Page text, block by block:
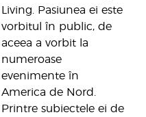
Living. Pasiunea ei este
vorbitul în public, de
aceea a vorbit la
numeroase
evenimente în
America de Nord.
Printre subiectele ei de